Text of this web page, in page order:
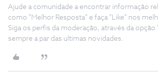
Ajude a comunidade a encontrar informação
como "Melhor Resposta" e faça "Like" nos
Siga os perfis da moderação, através da opção
sempre a par das ultimas novidades.